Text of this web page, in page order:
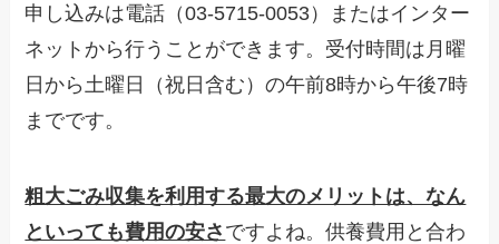
申し込みは電話（03-5715-0053）またはインター
ネットから行うことができます。受付時間は月曜
日から土曜日（祝日含む）の午前8時から午後7時
までです。
粗大ごみ収集を利用する最大のメリットは、なん
といっても費用の安さ ですよね。供養費用と合わ